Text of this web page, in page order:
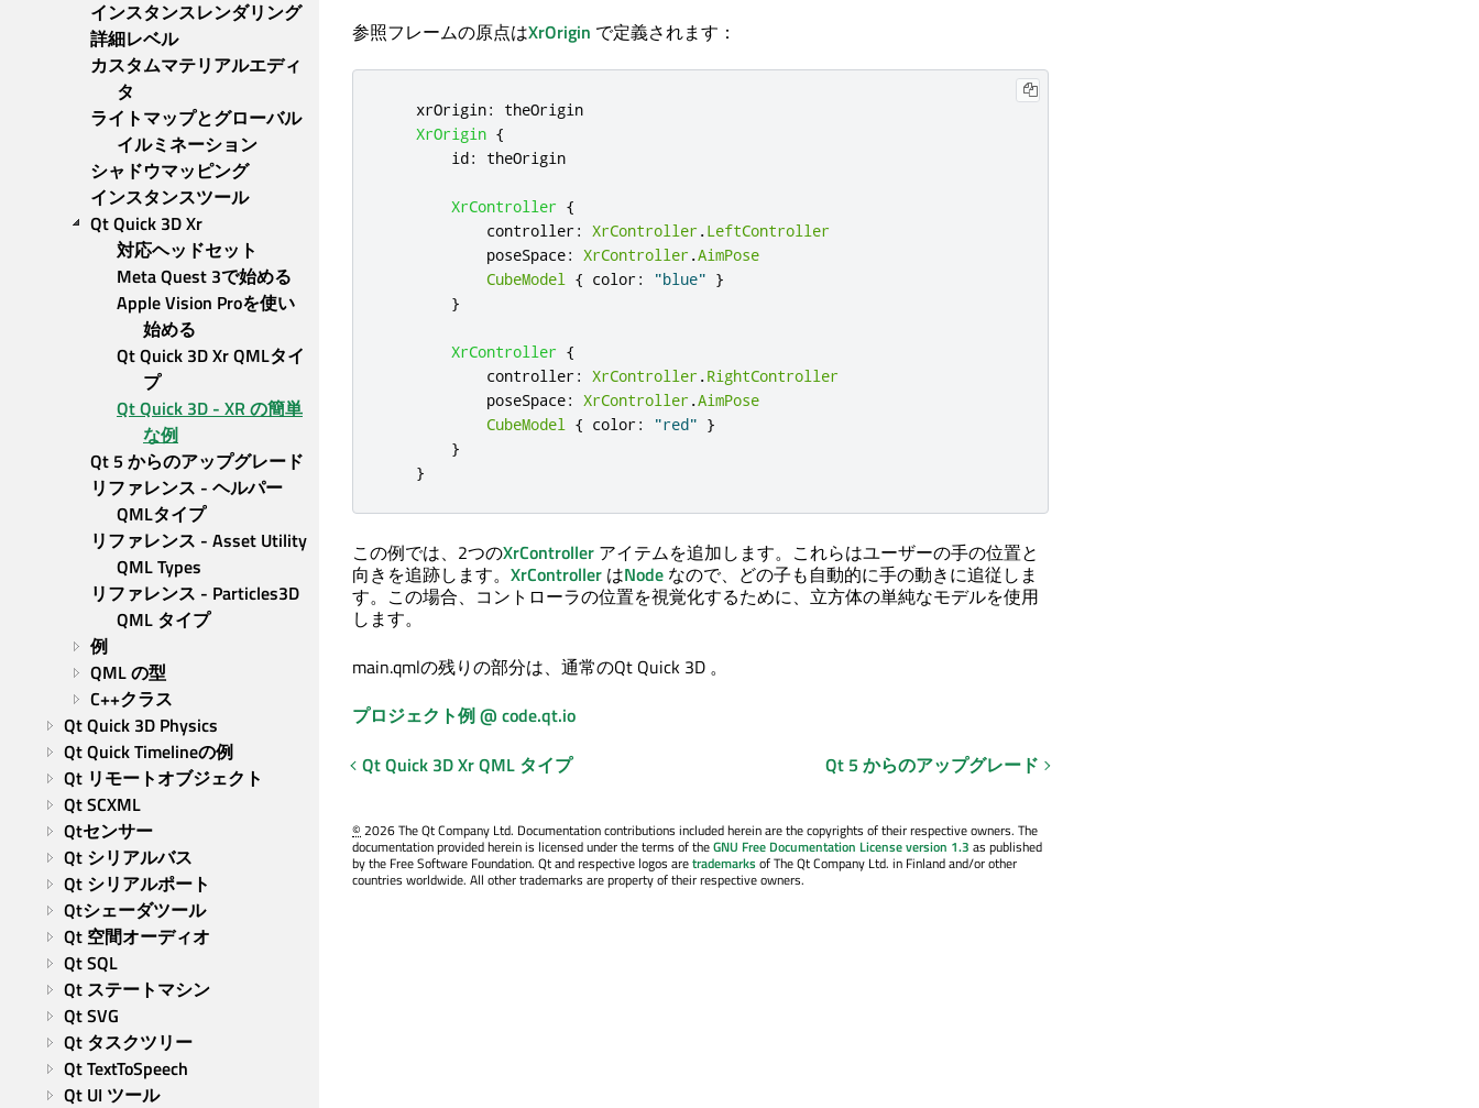
インスタンスレンダリング
詳細レベル
カスタムマテリアルエディ
タ
ライトマップとグローバル
イルミネーション
シャドウマッピング
インスタンスツール
Qt Quick 3D Xr
対応ヘッドセット
Meta Quest 3で始める
Apple Vision Proを使い
始める
Qt Quick 3D Xr QMLタイ
プ
Qt Quick 3D - XR の簡単
な例
Qt 5 からのアップグレード
リファレンス - ヘルパー
QMLタイプ
リファレンス - Asset Utility
QML Types
リファレンス - Particles3D
QML タイプ
例
QML の型
C++クラス
Qt Quick 3D Physics
Qt Quick Timelineの例
Qt リモートオブジェクト
Qt SCXML
Qtセンサー
Qt シリアルバス
Qt シリアルポート
Qtシェーダツール
Qt 空間オーディオ
Qt SQL
Qt ステートマシン
Qt SVG
Qt タスクツリー
Qt TextToSpeech
Qt UI ツール
参照フレームの原点はXrOrigin で定義されます：
xrOrigin:
theOrigin
XrOrigin {
id: theOrigin
XrController {
controller: XrController.LeftController
poseSpace: XrController.AimPose
CubeModel
{ color: "blue" }
}
XrController {
controller: XrController.RightController
poseSpace: XrController.AimPose
CubeModel
{ color: "red" }
}
}
この例では、2つのXrController アイテムを追加します。これらはユーザーの手の位置と
向きを追跡します。 XrController はNode なので、どの子も自動的に手の動きに追従しま
す。この場合、コントローラの位置を視覚化するために、立方体の単純なモデルを使用
します。
main.qmlの残りの部分は、通常のQt Quick 3D 。
プロジェクト例 @ code.qt.io
Qt Quick 3DXr QML タイプ Qt 5 からのアップグレード
© 2026 The Qt Company Ltd. Documentation contributions included herein are the copyrights of their respective owners. The
documentation provided herein is licensed under the terms of theGNU Free Documentation License version 1.3 as published
by the Free Software Foundation. Qt and respective logos aretrademarksof The Qt Company Ltd. in Finland and/or other
countries worldwide. All other trademarks are property of their respective owners.